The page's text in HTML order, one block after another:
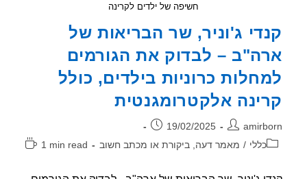
חשיפה של ילדים לקרינה
ג'וניר, שר הבריאות של
– לבדוק את הגורמים
כרוניות בילדים, כולל
אלקטרומגנטית
פורסם:
19/02/2025
מאמר דעה, ביקורת או מכתב חשוב
זמן
1 min read